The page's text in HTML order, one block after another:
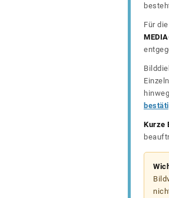
Für
Kurze